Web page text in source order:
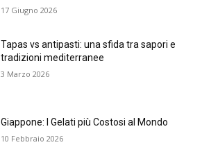
17 Giugno 2026
Tapas vs antipasti: una sfida tra sapori e
tradizioni mediterranee
3 Marzo 2026
Giappone: I Gelati più Costosi al Mondo
10 Febbraio 2026